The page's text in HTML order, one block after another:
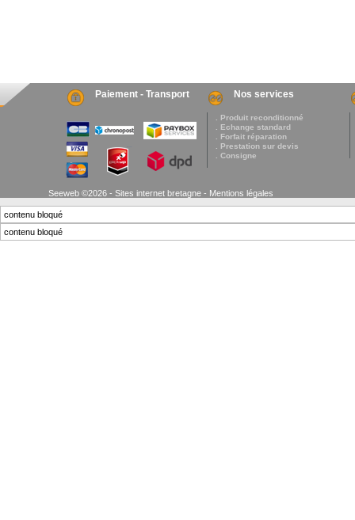
Paiement - Transport Nos services
. Produit reconditionné
. Echange standard
. Forfait réparation
. Prestation sur devis
. Consigne
Seeweb ©2026 - Sites internet bretagne - Mentions légales
contenu bloqué
contenu bloqué